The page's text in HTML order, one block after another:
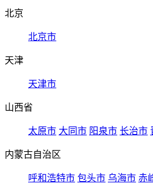
北京
北京市
天津
天津市
山西省
太原市 大同市 阳泉市 长治市
内蒙古自治区
呼和浩特市 包头市 乌海市 赤